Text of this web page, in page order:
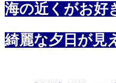
海の近くがお好
綺麗な夕日が見